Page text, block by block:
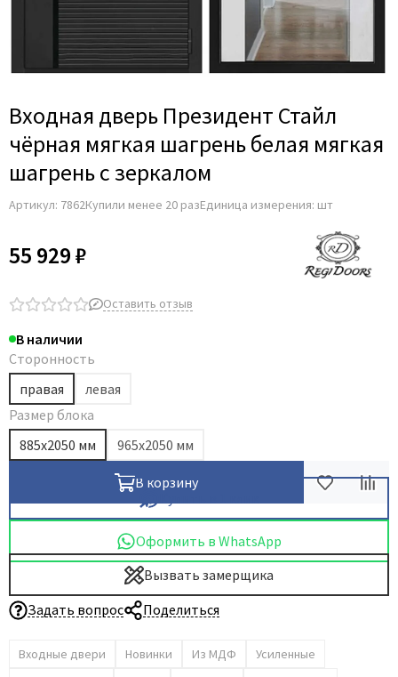
Входная дверь Президент Стайл
чёрная мягкая шагрень белая мягкая
шагрень с зеркалом
Артикул: 7862Купили менее 20 разЕдиница измерения: шт
55 929 ₽
Оставить отзыв
В наличии
Сторонность
правая
левая
Размер блока
885х2050 мм
965х2050 мм
В корзину
Оформить в WhatsApp
Вызвать замерщика
Задать вопрос
Поделиться
Входные двери Новинки Из МДФ
Усиленные